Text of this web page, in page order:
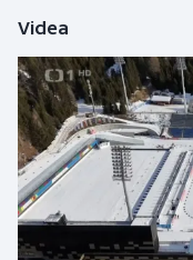
Moderní pětiboj
Motorsport
Olympijské hry
Parasport
Videa